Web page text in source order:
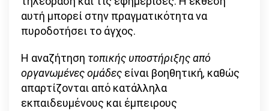
αυτή μπορεί στην πραγματικότητα να
πυροδοτήσει το άγχος.
Η αναζήτηση τοπικής υποστήριξης από
οργανωμένες ομάδες είναι βοηθητική, καθώς
απαρτίζονται από κατάλληλα
εκπαιδευμένους και έμπειρους